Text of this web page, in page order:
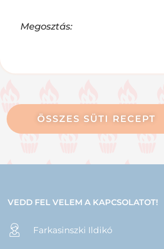
Megosztás:
ÖSSZES SÜTI RECEPT
VEDD FEL VELEM A KAPCSOLATOT!
Farkasinszki Ildikó